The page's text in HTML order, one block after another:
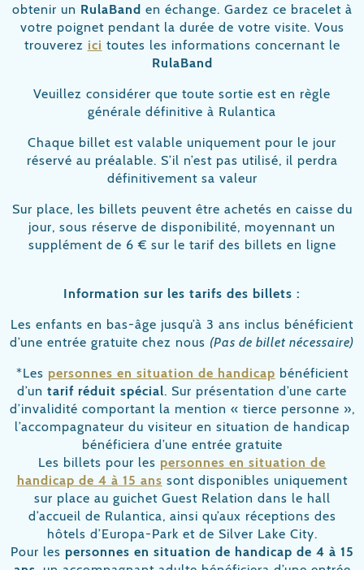
obtenir un RulaBand en échange. Gardez ce bracelet à
votre poignet pendant la durée de votre visite. Vous
trouverez ici toutes les informations concernant le
RulaBand
Veuillez considérer que toute sortie est en règle
générale définitive à Rulantica
Chaque billet est valable uniquement pour le jour
réservé au préalable. S’il n’est pas utilisé, il perdra
définitivement sa valeur
Sur place, les billets peuvent être achetés en caisse du
jour, sous réserve de disponibilité, moyennant un
supplément de 6 € sur le tarif des billets en ligne
Information sur les tarifs des billets :
Les enfants en bas-âge jusqu’à 3 ans inclus bénéficient
d’une entrée gratuite chez nous (Pas de billet nécessaire)
*Les personnes en situation de handicap bénéficient
d’un tarif réduit spécial. Sur présentation d’une carte
d’invalidité comportant la mention « tierce personne »,
l’accompagnateur du visiteur en situation de handicap
bénéficiera d’une entrée gratuite
Les billets pour les personnes en situation de
handicap de 4 à 15 ans sont disponibles uniquement
sur place au guichet Guest Relation dans le hall
d’accueil de Rulantica, ainsi qu’aux réceptions des
hôtels d’Europa-Park et de Silver Lake City.
Pour les personnes en situation de handicap de 4 à 15